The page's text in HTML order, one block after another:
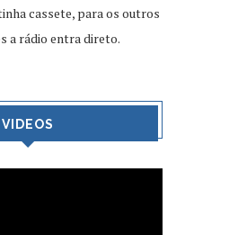
cassete, para os outros
a rádio entra direto.
VIDEOS